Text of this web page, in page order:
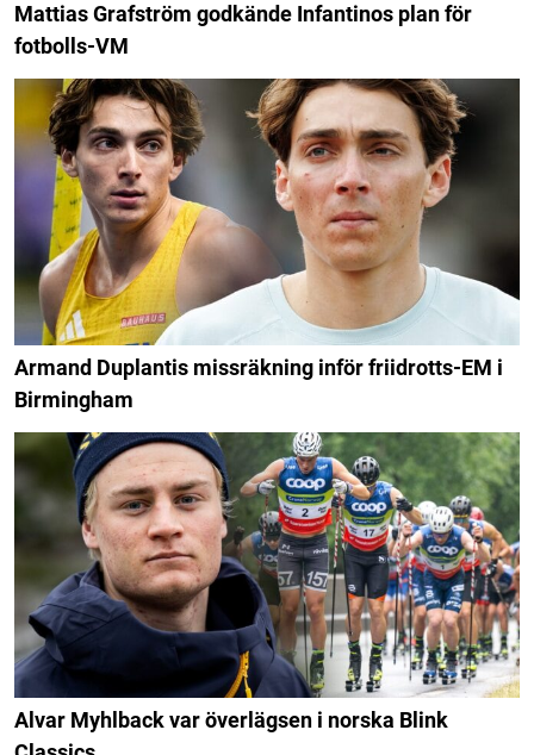
Mattias Grafström godkände Infantinos plan för
fotbolls-VM
Armand Duplantis missräkning inför friidrotts-EM i
Birmingham
Alvar Myhlback var överlägsen i norska Blink